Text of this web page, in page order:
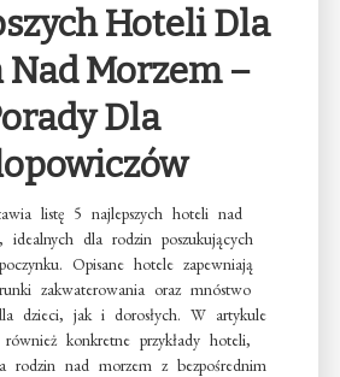
Hoteli Dla
Nad Morzem –
Dla
listę 5 najlepszych hoteli nad
idealnych dla rodzin poszukujących
Opisane hotele zapewniają
zakwaterowania oraz mnóstwo
dzieci, jak i dorosłych. W artykule
również konkretne przykłady hoteli,
rodzin nad morzem z bezpośrednim